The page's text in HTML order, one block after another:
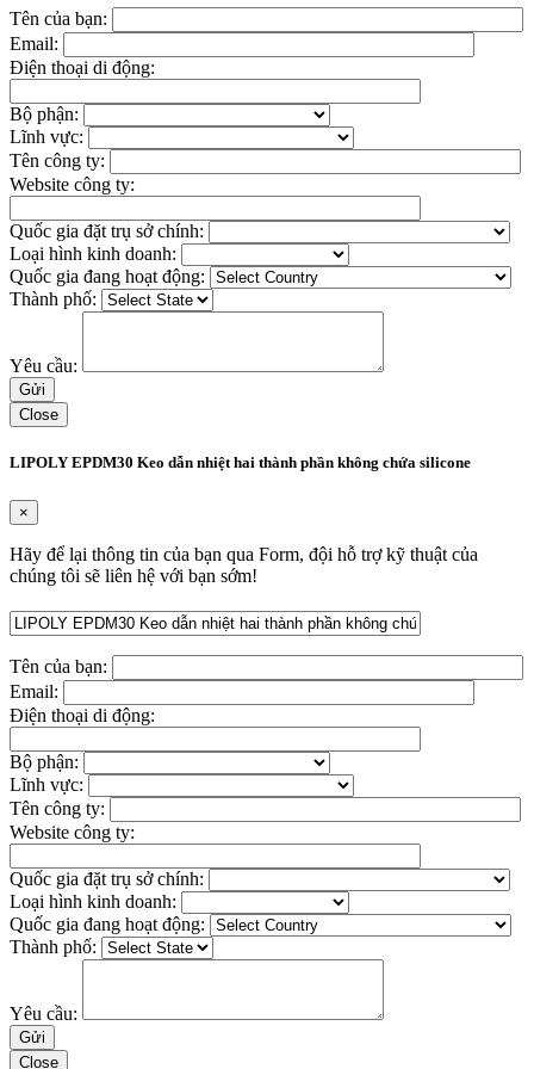
Tên của bạn:
Email:
Điện thoại di động:
Bộ phận:
Lĩnh vực:
Tên công ty:
Website công ty:
Quốc gia đặt trụ sở chính:
Loại hình kinh doanh:
Quốc gia đang hoạt động:
Thành phố:
Yêu cầu:
Close
LIPOLY EPDM30 Keo dẫn nhiệt hai thành phần không chứa silicone
×
Hãy để lại thông tin của bạn qua Form, đội hỗ trợ kỹ thuật của
chúng tôi sẽ liên hệ với bạn sớm!
Tên của bạn:
Email:
Điện thoại di động:
Bộ phận:
Lĩnh vực:
Tên công ty:
Website công ty:
Quốc gia đặt trụ sở chính:
Loại hình kinh doanh:
Quốc gia đang hoạt động:
Thành phố:
Yêu cầu:
Close